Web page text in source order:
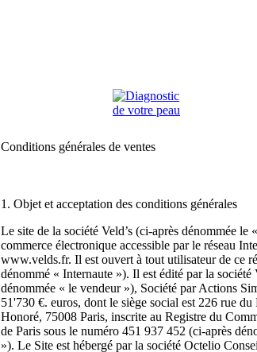
Conditions générales de ventes
1. Objet et acceptation des conditions générales
Le site de la société Veld’s (ci-après dénommée le
commerce électronique accessible par le réseau
www.velds.fr. Il est ouvert à tout utilisateur de ce
dénommé « Internaute »). Il est édité par la société
dénommée « le vendeur »), Société par Actions
51'730 €. euros, dont le siège social est 226 rue
Honoré, 75008 Paris, inscrite au Registre du
de Paris sous le numéro 451 937 452 (ci-après
»). Le Site est hébergé par la société Octelio